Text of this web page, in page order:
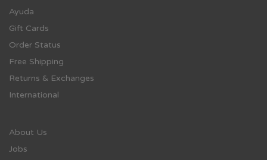
Ayuda
Gift Cards
Order Status
Free Shipping
Returns & Exchanges
International
About Us
Jobs